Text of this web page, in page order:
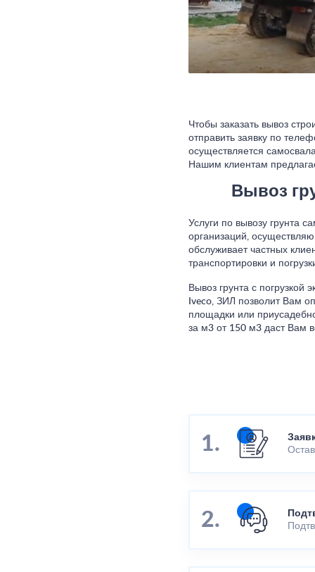
Чтобы заказать вывоз
отправить заявку по
осуществляется
Нашим клиентам
Вывоз
Услуги по вывозу грунта
организаций,
обслуживает частных
транспортировки и
Вывоз грунта с погрузкой
Iveco, ЗИЛ позволит Вам
площадки или
за м3 от 150 м3 даст Вам